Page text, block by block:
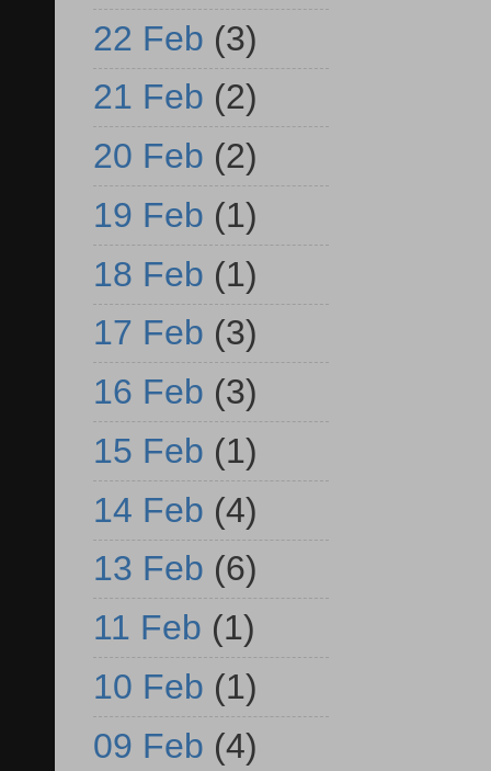
22 Feb (3)
21 Feb (2)
20 Feb (2)
19 Feb (1)
18 Feb (1)
17 Feb (3)
16 Feb (3)
15 Feb (1)
14 Feb (4)
13 Feb (6)
11 Feb (1)
10 Feb (1)
09 Feb (4)